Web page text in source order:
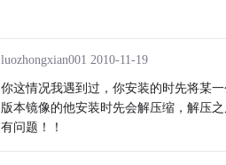
luozhongxian001 2010-11-19
你这情况我遇到过，你安装的时先将某
版本镜像的他安装时先会解压缩，解压
有问题！！